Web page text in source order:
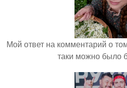
Мой ответ на комментарий о
таки можно было